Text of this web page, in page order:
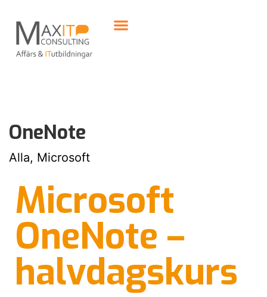
OneNote
Alla, Microsoft
Microsoft
OneNote –
halvdagskurs